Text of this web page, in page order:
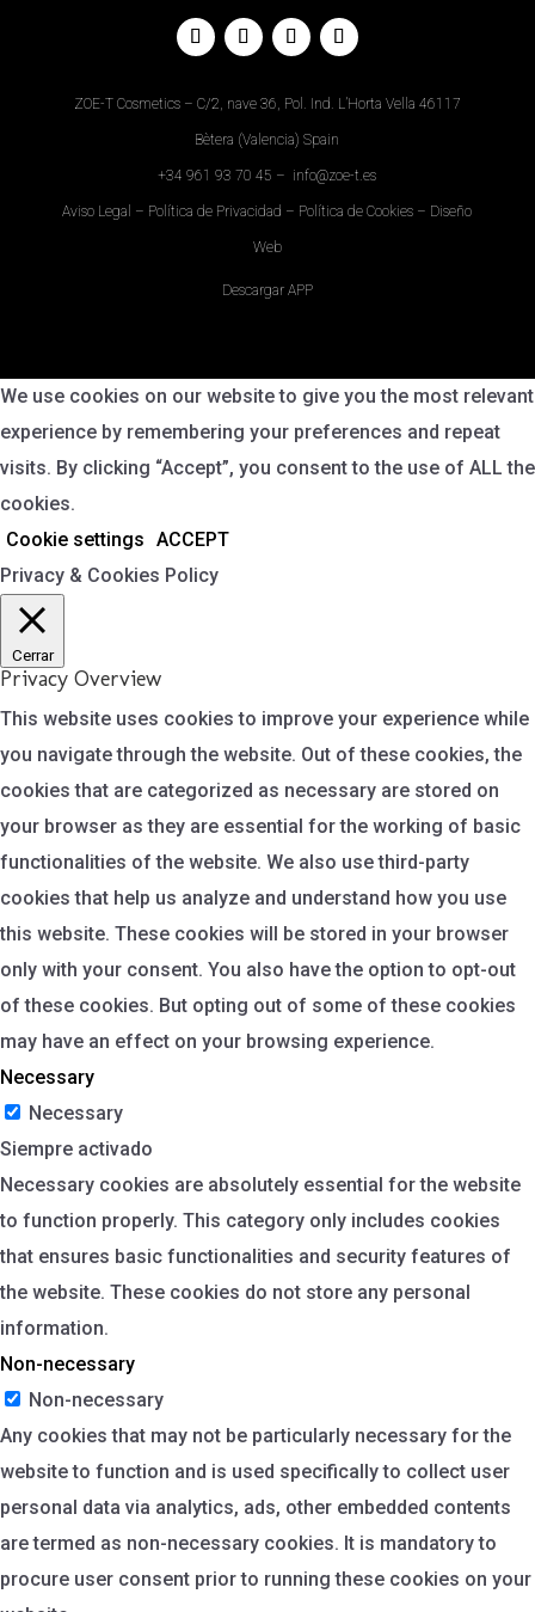
ZOE-T Cosmetics – C/2, nave 36, Pol. Ind. L’Horta Vella 46117
Bètera (Valencia) Spain
+34961 93 70 45 – info@zoe-t.es
Aviso Legal – Política de Privacidad – Política de Cookies – Diseño
Web
Descargar APP
We use cookies on our website to give you the most relevant
experience by remembering your preferences and repeat
visits. By clicking “Accept”, you consent to the use of ALL the
cookies.
Cookie settings ACCEPT
Privacy & Cookies Policy
Cerrar
Privacy Overview
This website uses cookies to improve your experience while
you navigate through the website. Out of these cookies, the
cookies that are categorized as necessary are stored on
your browser as they are essential for the working of basic
functionalities of the website. We also use third-party
cookies that help us analyze and understand how you use
this website. These cookies will be stored in your browser
only with your consent. You also have the option to opt-out
of these cookies. But opting out of some of these cookies
may have an effect on your browsing experience.
Necessary
Necessary
Siempre activado
Necessary cookies are absolutely essential for the website
to function properly. This category only includes cookies
that ensures basic functionalities and security features of
the website. These cookies do not store any personal
information.
Non-necessary
Non-necessary
Any cookies that may not be particularly necessary for the
website to function and is used specifically to collect user
personal data via analytics, ads, other embedded contents
are termed as non-necessary cookies. It is mandatory to
procure user consent prior to running these cookies on your